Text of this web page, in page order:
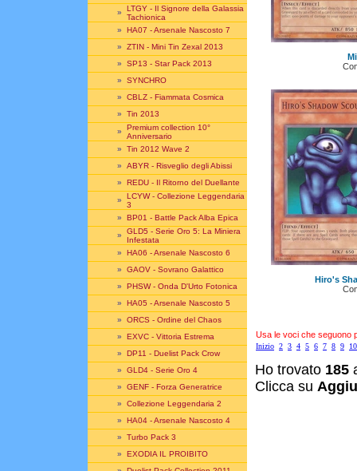
» LTGY - Il Signore della Galassia
Tachionica
» HA07 - Arsenale Nascosto 7
» ZTIN - Mini Tin Zexal 2013
» SP13 - Star Pack 2013
» SYNCHRO
» CBLZ - Fiammata Cosmica
» Tin 2013
» Premium collection 10°
Anniversario
» Tin 2012 Wave 2
» ABYR - Risveglio degli Abissi
» REDU - Il Ritorno del Duellante
» LCYW - Collezione Leggendaria
3
» BP01 - Battle Pack Alba Epica
» GLD5 - Serie Oro 5: La Miniera
Infestata
» HA06 - Arsenale Nascosto 6
» GAOV - Sovrano Galattico
» PHSW - Onda D'Urto Fotonica
» HA05 - Arsenale Nascosto 5
» ORCS - Ordine del Chaos
» EXVC - Vittoria Estrema
» DP11 - Duelist Pack Crow
» GLD4 - Serie Oro 4
» GENF - Forza Generatrice
» Collezione Leggendaria 2
» HA04 - Arsenale Nascosto 4
» Turbo Pack 3
» EXODIA IL PROIBITO
Hiro's
Usa le voci che seguono
Inizio 2 3 4 5 6 7 8 9 10
Ho trovato 185
Clicca su